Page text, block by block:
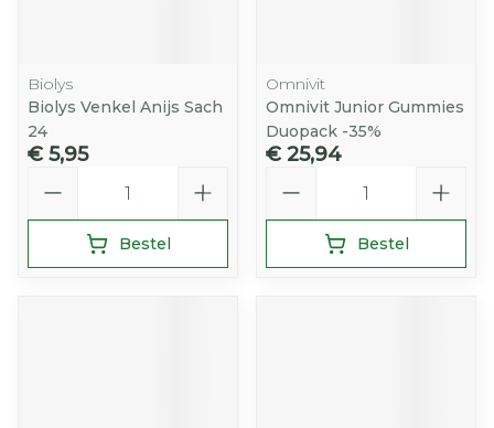
Biolys
Biolys Venkel Anijs Sach
24
€ 5,95
Bestel
Omnivit
Omnivit Junior Gummies
Duopack -35%
€ 25,94
Bestel